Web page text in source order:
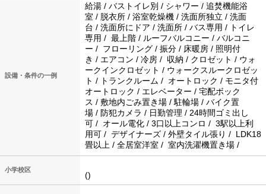
設備・条件の一例
給湯 / バストイレ別 / シャワー / 追焚機能浴
室 / 脱衣所 / 浴室乾燥機 / 洗面所独立 / 洗面
台 / 洗面所にドア / 洗面所 / バス専用 / トイレ
専用 / 最上階 / ルーフバルコニー / バルコニ
ー / フローリング / 振分 / 床暖房 / 照明付
き / エアコン / 冷房 / 収納 / クロゼット / ウォ
ークインクロゼット / ウォークスルークロゼッ
ト / トランクルーム / オートロック / モニタ付
オートロック / エレベーター / 宅配ボック
ス / 敷地内ごみ置き場 / 駐輪場 / バイク置
場 / 防犯カメラ / 日勤管理 / 24時間ゴミ出し
可 / オール電化 / 3口以上コンロ / 3駅以上利
用可 / デザイナーズ / 外壁タイル張り / LDK18
畳以上 / 全居室洋室 / 室内洗濯機置き場 /
小学校区
()